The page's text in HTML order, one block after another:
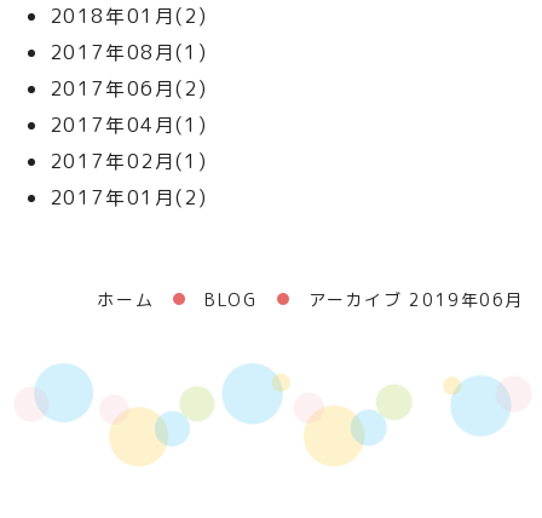
2018年01月(2)
2017年08月(1)
2017年06月(2)
2017年04月(1)
2017年02月(1)
2017年01月(2)
ホーム BLOG アーカイブ 2019年06月